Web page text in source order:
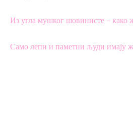
Из угла мушког шовинисте – како
Само лепи и паметни људи имају